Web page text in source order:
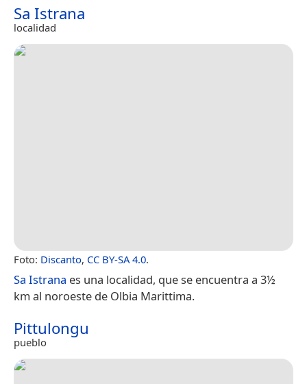
Sa Istrana
localidad
Foto: Discanto, CC BY-SA 4.0.
Sa Istrana es una localidad, que se encuentra a 3½
km al noroeste de Olbia Marittima.
Pittulongu
pueblo